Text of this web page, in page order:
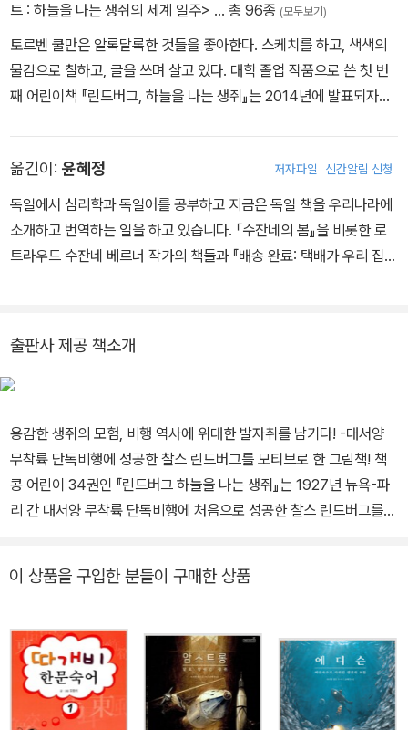
트 : 하늘을 나는 생쥐의 세계 일주> … 총 96종 (모두보기)
토르벤 쿨만은 알록달록한 것들을 좋아한다. 스케치를 하고, 색색의
물감으로 칠하고, 글을 쓰며 살고 있다. 대학 졸업 작품으로 쓴 첫 번
째 어린이책 『린드버그, 하늘을 나는 생쥐』는 2014년에 발표되자마
옮긴이: 윤혜정 저자파일 신간알림 신청
독일에서 심리학과 독일어를 공부하고 지금은 독일 책을 우리나라에
소개하고 번역하는 일을 하고 있습니다. 『수잔네의 봄』을 비롯한 로
트라우드 수잔네 베르너 작가의 책들과 『배송 완료: 택배가 우리 집에
출판사 제공 책소개
용감한 생쥐의 모험, 비행 역사에 위대한 발자취를 남기다! -대서양
무착륙 단독비행에 성공한 찰스 린드버그를 모티브로 한 그림책! 책
콩 어린이 34권인 『린드버그 하늘을 나는 생쥐』는 1927년 뉴욕-파
리 간 대서양 무착륙 단독비행에 처음으로 성공한 찰스 린드버그를
미는 물론 자연스럽게 인류의 비행 역사에 대해 알게 해 준다. 특히 레
이 아니라 마치 한 편의 애니메이션을 보는 듯한 착각을 불러일으킬
만큼 훌륭하다. ★ 2014년 ‘가장 아름다운 독일 책’ 수상작! ★ 201
5년 제2회 나미콩쿠르(남이섬국제그림책일러스트공모전) 골든 아일
랜드 상 수상작! *용감한 생쥐의 모험, 비행 역사에 위대한 발자취를
이 상품을 구입한 분들이 구매한 상품